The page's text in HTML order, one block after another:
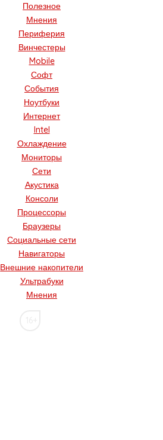
Полезное
Мнения
Периферия
Винчестеры
Mobile
Софт
События
Ноутбуки
Интернет
Intel
Охлаждение
Мониторы
Сети
Акустика
Консоли
Процессоры
Браузеры
Социальные сети
Навигаторы
Внешние накопители
Ультрабуки
Мнения